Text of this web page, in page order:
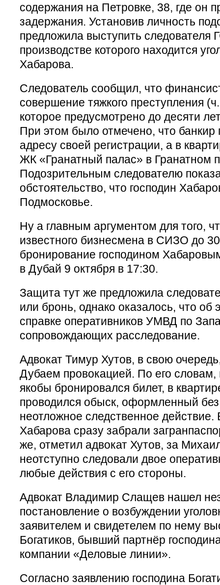
содержания на Петровке, 38, где он
задержания. Установив личность
предложила выступить следователя
производстве которого находится
Хабарова.
Следователь сообщил, что
совершение тяжкого преступления
которое предусмотрено до десяти
При этом было отмечено, что банкир
адресу своей регистрации, а в
ЖК «Гранатный палас» в Гранатном
Подозрительным следователю
обстоятельство, что господин
Подмосковье.
Ну а главным аргументом для того,
известного бизнесмена в СИЗО до
бронирование господином
в Дубай 9 октября в 17:30.
Защита тут же предложила
или бронь, однако оказалось, что об
справке оперативников УМВД по
сопровождающих расследование.
Адвокат Тимур Хутов, в свою
Дубаем провокацией. По его словам,
якобы бронировался билет, в
проводился обыск, оформленный без
неотложное следственное действие.
Хабарова сразу забрали
же, отметил адвокат Хутов, за
неотступно следовали двое
любые действия с его стороны.
Адвокат Владимир Слащев нашел
постановление о возбуждении
заявителем и свидетелем по нему
Богатиков, бывший партнёр
компании «Деловые линии».
Согласно заявлению господина